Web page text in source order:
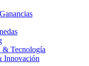
& Tecnología
Innovación